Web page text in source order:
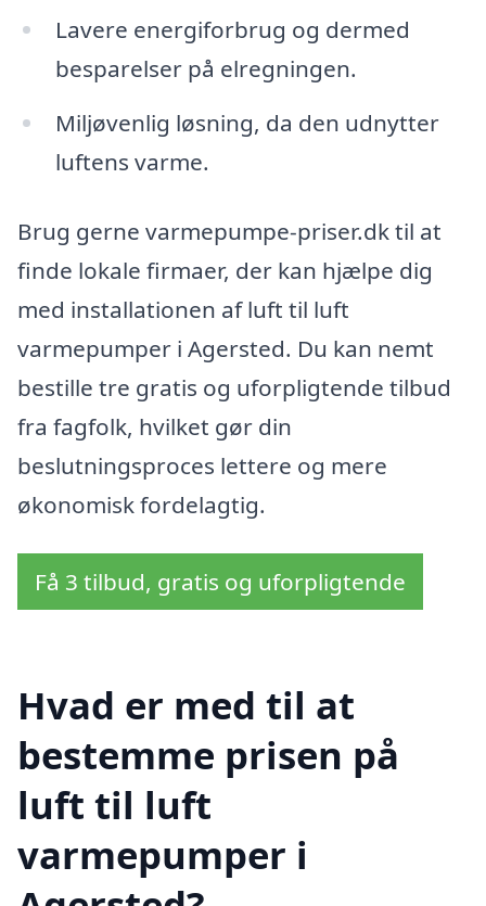
Lavere energiforbrug og dermed
besparelser på elregningen.
Miljøvenlig løsning, da den udnytter
luftens varme.
Brug gerne varmepumpe-priser.dk til at
finde lokale firmaer, der kan hjælpe dig
med installationen af luft til luft
varmepumper i Agersted. Du kan nemt
bestille tre gratis og uforpligtende tilbud
fra fagfolk, hvilket gør din
beslutningsproces lettere og mere
økonomisk fordelagtig.
Få 3 tilbud, gratis og uforpligtende
Hvad er med til at
bestemme prisen på
luft til luft
varmepumper i